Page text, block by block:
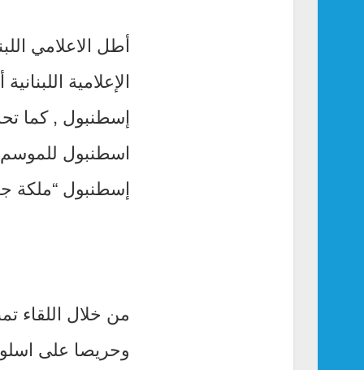
الإعلامية
إسطنبول , كما
اسطنبول
إسطنبول “ملكة
من خلال اللقاء
وحريصا على